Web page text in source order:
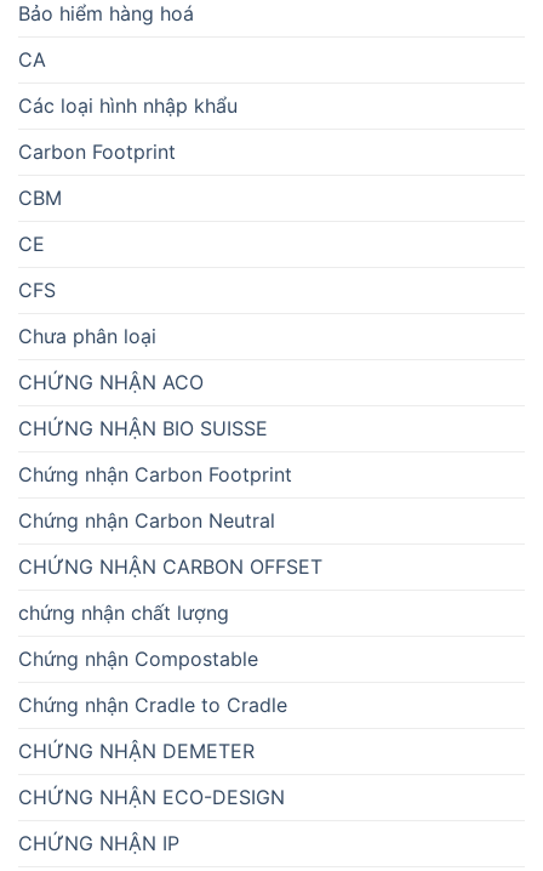
Bảo hiểm hàng hoá
CA
Các loại hình nhập khẩu
Carbon Footprint
CBM
CE
CFS
Chưa phân loại
CHỨNG NHẬN ACO
CHỨNG NHẬN BIO SUISSE
Chứng nhận Carbon Footprint
Chứng nhận Carbon Neutral
CHỨNG NHẬN CARBON OFFSET
chứng nhận chất lượng
Chứng nhận Compostable
Chứng nhận Cradle to Cradle
CHỨNG NHẬN DEMETER
CHỨNG NHẬN ECO-DESIGN
CHỨNG NHẬN IP